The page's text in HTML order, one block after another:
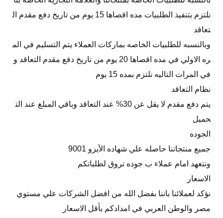
نلتزم بتنفيذ الطلبيات مده اقصاها 15 يوم من تاريخ دفع مقدم ال
تعاقد
وبالنسبه للطلبيات الخاصه بماركات العملاء يتم التسليم في الم
ره الاولي في مده اقصاها 20 يوم من تاريخ دفع مقدم التعاقد و
في المرات التاليه نلتزم بمده 15 يوم
نظام التعاقد
يتم دفع مقدم لا يقل عن 30% عند التعاقد وباقي المبلغ عند الت
حميل
الجوده
جميع منتجاتنا حاصله علي شهاده الأيزو 9001
ونتعهد امام عملاء ب جوده تروق لطلباتكم
الاسعار
نؤكد لعملائنا باننا بفضل الله من افضل الشركات علي مستوي
مصر والوطن العربي في امدادكم بأقل الاسعار